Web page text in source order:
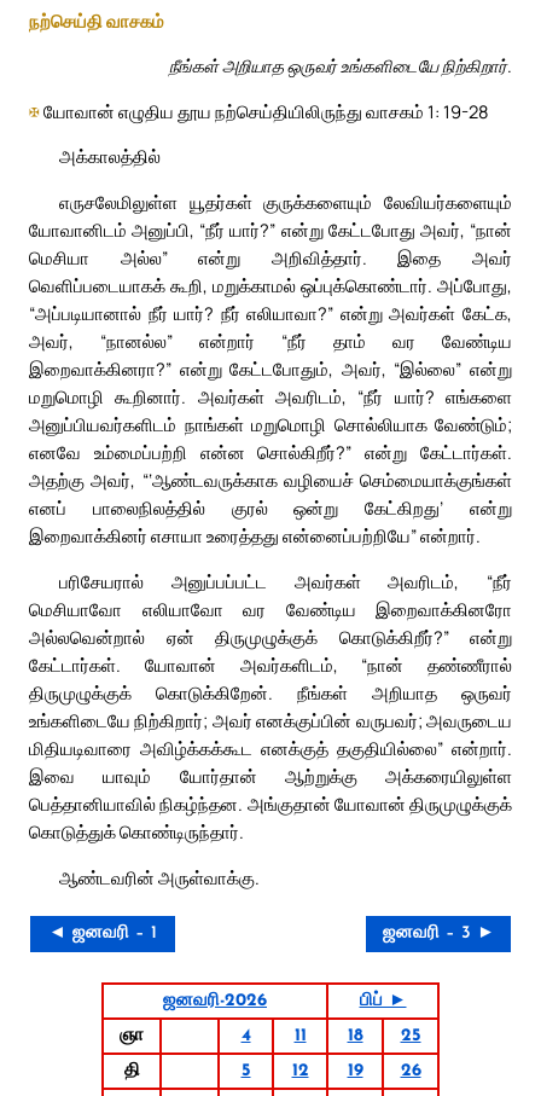
நற்செய்தி வாசகம்
நீங்கள் அறியாத ஒருவர் உங்களிடையே நிற்கிறார்.
✠யோவான் எழுதிய தூய நற்செய்தியிலிருந்து வாசகம் 1: 19-28
அக்காலத்தில்
எருசலேமிலுள்ள யூதர்கள் குருக்களையும் லேவியர்களையும்
யோவானிடம் அனுப்பி, “நீர் யார்?” என்று கேட்டபோது அவர், “நான்
மெசியா அல்ல” என்று அறிவித்தார். இதை அவர்
வெளிப்படையாகக் கூறி, மறுக்காமல் ஒப்புக்கொண்டார். அப்போது,
“அப்படியானால் நீர் யார்? நீர் எலியாவா?” என்று அவர்கள் கேட்க,
அவர், “நானல்ல” என்றார் “நீர் தாம் வர வேண்டிய
இறைவாக்கினரா?” என்று கேட்டபோதும், அவர், “இல்லை” என்று
மறுமொழி கூறினார். அவர்கள் அவரிடம், “நீர் யார்? எங்களை
அனுப்பியவர்களிடம் நாங்கள் மறுமொழி சொல்லியாக வேண்டும்;
எனவே உம்மைப்பற்றி என்ன சொல்கிறீர்?” என்று கேட்டார்கள்.
அதற்கு அவர், “‘ஆண்டவருக்காக வழியைச் செம்மையாக்குங்கள்
எனப் பாலைநிலத்தில் குரல் ஒன்று கேட்கிறது’ என்று
இறைவாக்கினர் எசாயா உரைத்தது என்னைப்பற்றியே” என்றார்.
பரிசேயரால் அனுப்பப்பட்ட அவர்கள் அவரிடம், “நீர்
மெசியாவோ எலியாவோ வர வேண்டிய இறைவாக்கினரோ
அல்லவென்றால் ஏன் திருமுழுக்குக் கொடுக்கிறீர்?” என்று
கேட்டார்கள். யோவான் அவர்களிடம், “நான் தண்ணீரால்
திருமுழுக்குக் கொடுக்கிறேன். நீங்கள் அறியாத ஒருவர்
உங்களிடையே நிற்கிறார்; அவர் எனக்குப்பின் வருபவர்; அவருடைய
மிதியடிவாரை அவிழ்க்கக்கூட எனக்குத் தகுதியில்லை” என்றார்.
இவை யாவும் யோர்தான் ஆற்றுக்கு அக்கரையிலுள்ள
பெத்தானியாவில் நிகழ்ந்தன. அங்குதான் யோவான் திருமுழுக்குக்
கொடுத்துக் கொண்டிருந்தார்.
ஆண்டவரின் அருள்வாக்கு.
◄ ஜனவரி – 1 ஜனவரி – 3 ►
ஜனவரி-2026
பிப் ►
ஞா
4 11 18
25
தி
5 12 19
26